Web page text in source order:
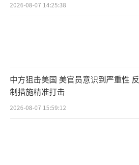
2026-08-07 14:25:38
中方狙击美国 美官员意识到严重性 反
制措施精准打击
2026-08-07 15:59:12